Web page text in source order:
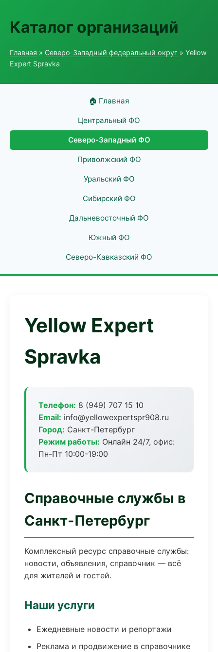
Каталог организаций
Главная » Северо-Западный федеральный округ » Yellow
Expert Spravka
🏠 Главная
Центральный ФО
Северо-Западный ФО
Приволжский ФО
Уральский ФО
Сибирский ФО
Дальневосточный ФО
Южный ФО
Северо-Кавказский ФО
Yellow Expert
Spravka
Телефон: 8 (949) 707 15 10
Email: info@yellowexpertspr908.ru
Город: Санкт-Петербург
Режим работы: Онлайн 24/7, офис:
Пн-Пт 10:00-19:00
Справочные службы в
Санкт-Петербург
Комплексный ресурс справочные службы:
новости, объявления, справочник — всё
для жителей и гостей.
Наши услуги
Ежедневные новости и репортажи
Реклама и продвижение в справочнике